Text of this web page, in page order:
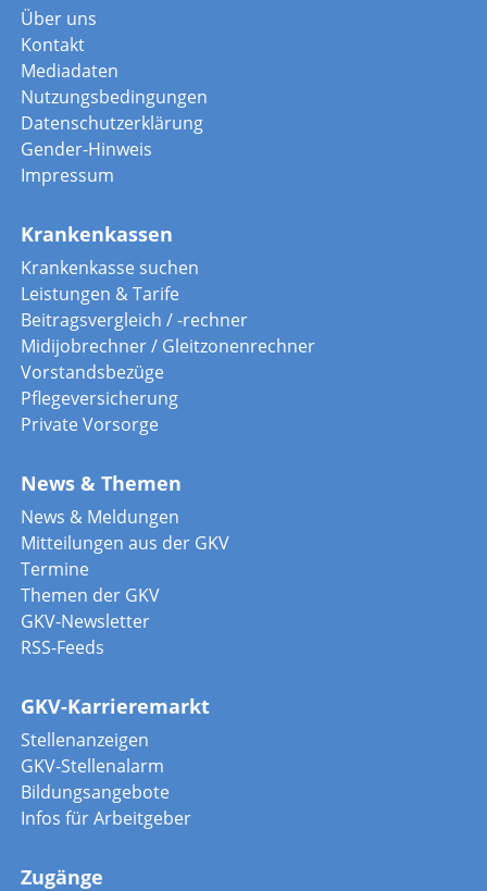
Über uns
Kontakt
Mediadaten
Nutzungsbedingungen
Datenschutzerklärung
Gender-Hinweis
Impressum
Krankenkassen
Krankenkasse suchen
Leistungen & Tarife
Beitragsvergleich / -rechner
Midijobrechner / Gleitzonenrechner
Vorstandsbezüge
Pflegeversicherung
Private Vorsorge
News & Themen
News & Meldungen
Mitteilungen aus der GKV
Termine
Themen der GKV
GKV-Newsletter
RSS-Feeds
GKV-Karrieremarkt
Stellenanzeigen
GKV-Stellenalarm
Bildungsangebote
Infos für Arbeitgeber
Zugänge